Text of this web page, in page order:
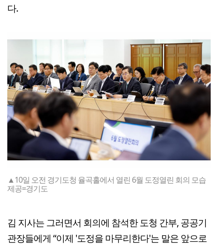
다.
▲10일 오전 경기도청 율곡홀에서 열린 6월 도정열린 회의 모습
제공=경기도
김 지사는 그러면서 회의에 참석한 도청 간부, 공공기
관장들에게 “이제 '도정을 마무리한다'는 말은 앞으로